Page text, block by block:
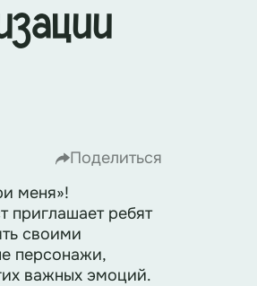
Поделиться
меня»!
приглашает ребят
своими
персонажи,
важных эмоций.